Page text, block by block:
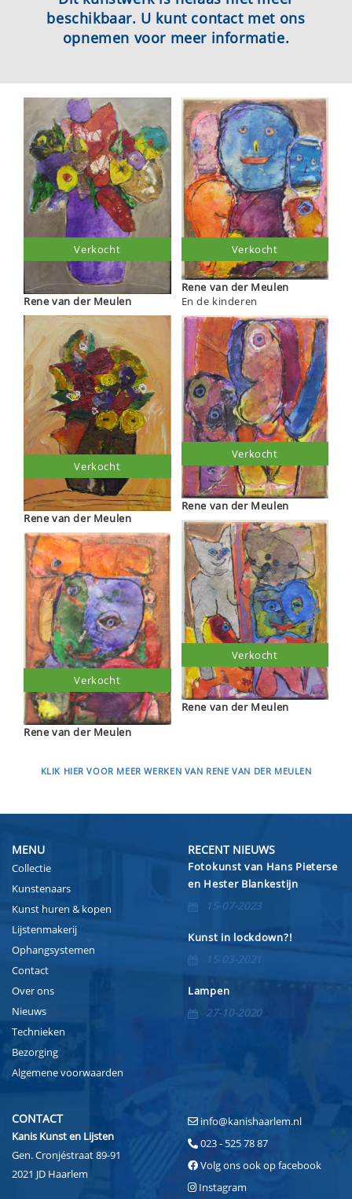
beschikbaar. U kunt contact met ons
opnemen voor meer informatie.
Rene van der Meulen
Verkocht
Rene van der Meulen
Verkocht
Rene van der Meulen
Verkocht
Rene van der Meulen
En de kinderen
Verkocht
Rene van der Meulen
Verkocht
Rene van der Meulen
Verkocht
KLIK HIER VOOR MEER WERKEN VAN RENE VAN DER MEULEN
MENU
Collectie
Kunstenaars
Kunst huren & kopen
Lijstenmakerij
Ophangsystemen
Contact
Over ons
Nieuws
Technieken
Bezorging
Algemene voorwaarden
RECENT NIEUWS
Fotokunst van Hans Pieterse
en Hester Blankestijn
15-07-2023
Kunst in lockdown?!
15-03-2021
Lampen
27-10-2020
CONTACT
Kanis Kunst en Lijsten
Gen. Cronjéstraat 89-91
2021 JD Haarlem
info@kanishaarlem.nl
023 - 525 78 87
Volg ons ook op facebook
Instagram